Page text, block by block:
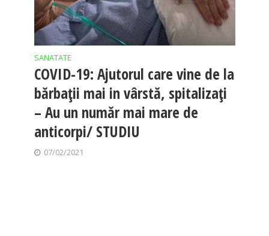
SANATATE
COVID-19: Ajutorul care vine de la
bărbații mai in vârstă, spitalizați
– Au un număr mai mare de
anticorpi/ STUDIU
07/02/2021